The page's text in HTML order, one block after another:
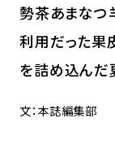
勢茶あまなつ
利用だった果
を詰め込んだ
文：本誌編集部